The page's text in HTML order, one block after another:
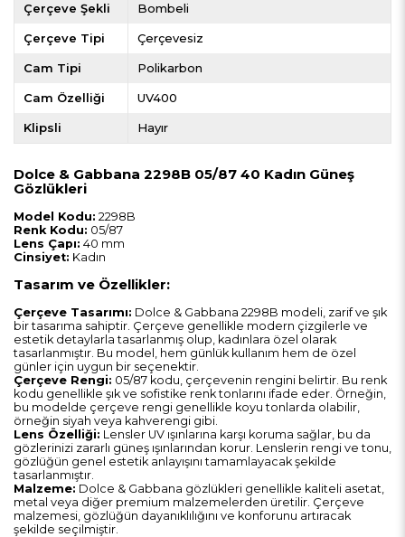
Çerçeve Şekli Bombeli
Çerçeve Tipi Çerçevesiz
Cam Tipi Polikarbon
Cam Özelliği UV400
Klipsli Hayır
Dolce & Gabbana 2298B 05/87 40 Kadın Güneş
Gözlükleri
Model Kodu: 2298B
Renk Kodu: 05/87
Lens Çapı: 40 mm
Cinsiyet: Kadın
Tasarım ve Özellikler:
Çerçeve Tasarımı: Dolce & Gabbana 2298B modeli, zarif ve şık
bir tasarıma sahiptir. Çerçeve genellikle modern çizgilerle ve
estetik detaylarla tasarlanmış olup, kadınlara özel olarak
tasarlanmıştır. Bu model, hem günlük kullanım hem de özel
günler için uygun bir seçenektir.
Çerçeve Rengi: 05/87 kodu, çerçevenin rengini belirtir. Bu renk
kodu genellikle şık ve sofistike renk tonlarını ifade eder. Örneğin,
bu modelde çerçeve rengi genellikle koyu tonlarda olabilir,
örneğin siyah veya kahverengi gibi.
Lens Özelliği: Lensler UV ışınlarına karşı koruma sağlar, bu da
gözlerinizi zararlı güneş ışınlarından korur. Lenslerin rengi ve tonu,
gözlüğün genel estetik anlayışını tamamlayacak şekilde
tasarlanmıştır.
Malzeme: Dolce & Gabbana gözlükleri genellikle kaliteli asetat,
metal veya diğer premium malzemelerden üretilir. Çerçeve
malzemesi, gözlüğün dayanıklılığını ve konforunu artıracak
şekilde seçilmiştir.